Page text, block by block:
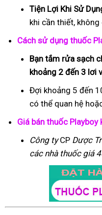
Tiện Lợi Khi Sử
khi cần thiết,
Cách sử dụng thuốc
Bạn tắm rửa sạch
khoảng 2 đến 3 lơi
Đợi khoảng 5 đến
có thể quan hệ
Giá bán thuốc
Công tyCP Dược
các nhà thuốc giá